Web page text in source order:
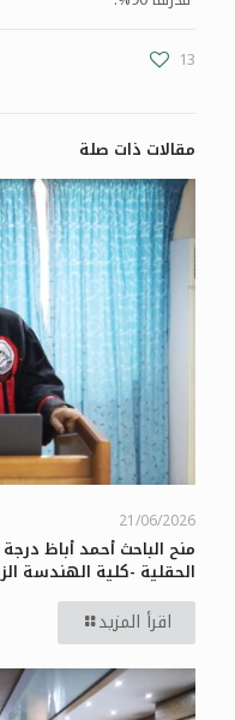
13
مقالات ذات صلة
21/06/2026
منح الباحث أحمد أباظ
الحقلية -كلية الهندسة
اقرأ المزيد